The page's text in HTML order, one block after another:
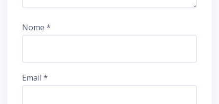
Nome *
Email *